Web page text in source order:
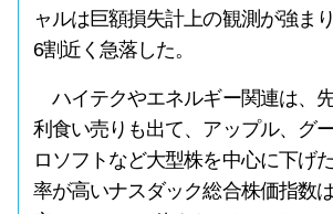
ャルは巨額損失計上の観測が強ま
6割近く急落した。
ハイテクやエネルギー関連は、
利食い売りも出て、アップル、グ
ロソフトなど大型株を中心に下げ
率が高いナスダック総合株価指数